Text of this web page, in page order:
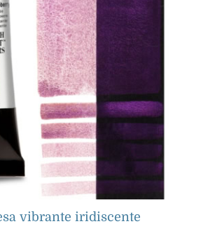
vibrante iridiscente